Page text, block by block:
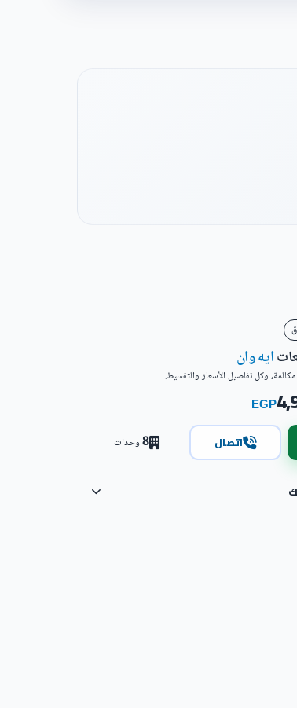
ايه وان
وكل تفاصيل الأسعار والتقسيط.
EGP
اتصال 8وحدات